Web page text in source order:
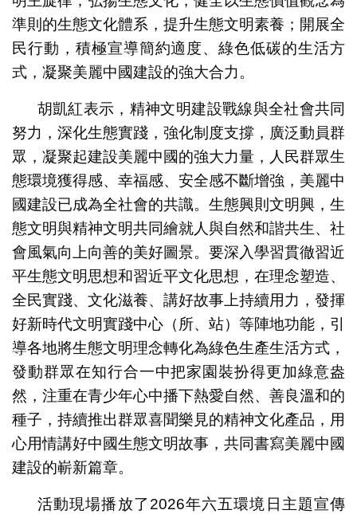
準則的生態文化體系，提升生態文明素養；開展全
民行動，積極宣導簡約適度、綠色低碳的生活方
式，凝聚美麗中國建設的強大合力。
胡凱紅表示，精神文明建設戰線與全社會共同
努力，深化生態實踐，強化制度支撐，廣泛動員群
眾，凝聚起建設美麗中國的強大力量，人民群眾生
態環境獲得感、幸福感、安全感不斷增強，美麗中
國建設已成為全社會的共識。生態興則文明興，生
態文明與精神文明共同繪就人與自然和諧共生、社
會風氣向上向善的美好圖景。要深入學習貫徹習近
平生態文明思想和習近平文化思想，在理念塑造、
全民實踐、文化滋養、講好故事上持續用力，發揮
好新時代文明實踐中心（所、站）等陣地功能，引
導各地將生態文明理念轉化為綠色生產生活方式，
發動群眾在知行合一中把家園裝扮得更加綠意盎
然，注重在青少年心中播下熱愛自然、善良溫和的
種子，持續推出群眾喜聞樂見的精神文化產品，用
心用情講好中國生態文明故事，共同書寫美麗中國
建設的嶄新篇章。
活動現場播放了2026年六五環境日主題宣傳